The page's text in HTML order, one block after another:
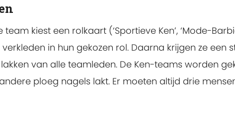
kiest een rolkaart (‘Sportieve Ken’, ‘Mode-
in hun gekozen rol. Daarna krijgen ze
van alle teamleden. De Ken-teams worden
ploeg nagels lakt. Er moeten altijd drie